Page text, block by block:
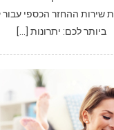
ההחזר הכספי עבור
ביותר לכם: יתרונות […]